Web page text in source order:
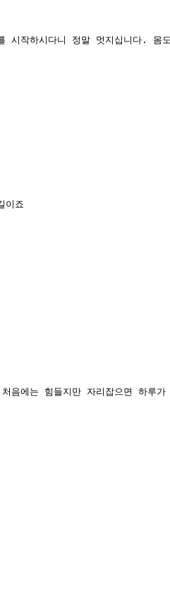
시작하시다니 정말 멋지십니다.
이죠
음에는 힘들지만 자리잡으면 하루가